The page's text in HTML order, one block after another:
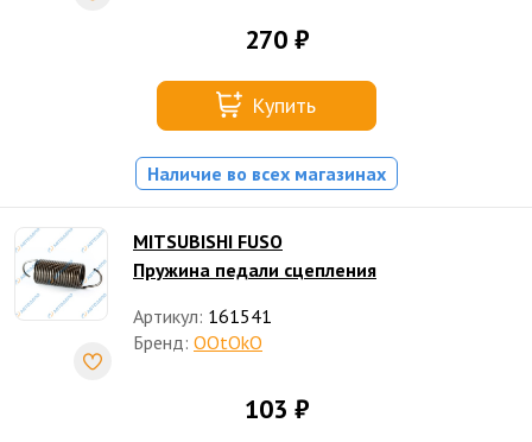
270 ₽
Купить
Наличие во всех магазинах
MITSUBISHI FUSO
Пружина педали сцепления
Артикул: 161541
Бренд: OOtOkO
103 ₽